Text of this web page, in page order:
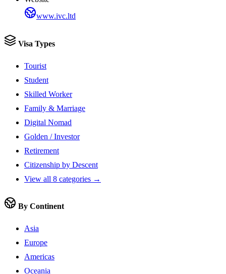
www.ivc.ltd
Visa Types
Tourist
Student
Skilled Worker
Family & Marriage
Digital Nomad
Golden / Investor
Retirement
Citizenship by Descent
View all 8 categories →
By Continent
Asia
Europe
Americas
Oceania